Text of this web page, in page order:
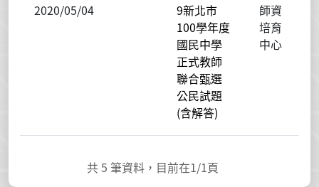
2020/05/04
9新北市
100學年度
國民中學
正式教師
聯合甄選
公民試題
(含解答)
師資
培育
中心
共5 筆資料，目前在1/1頁